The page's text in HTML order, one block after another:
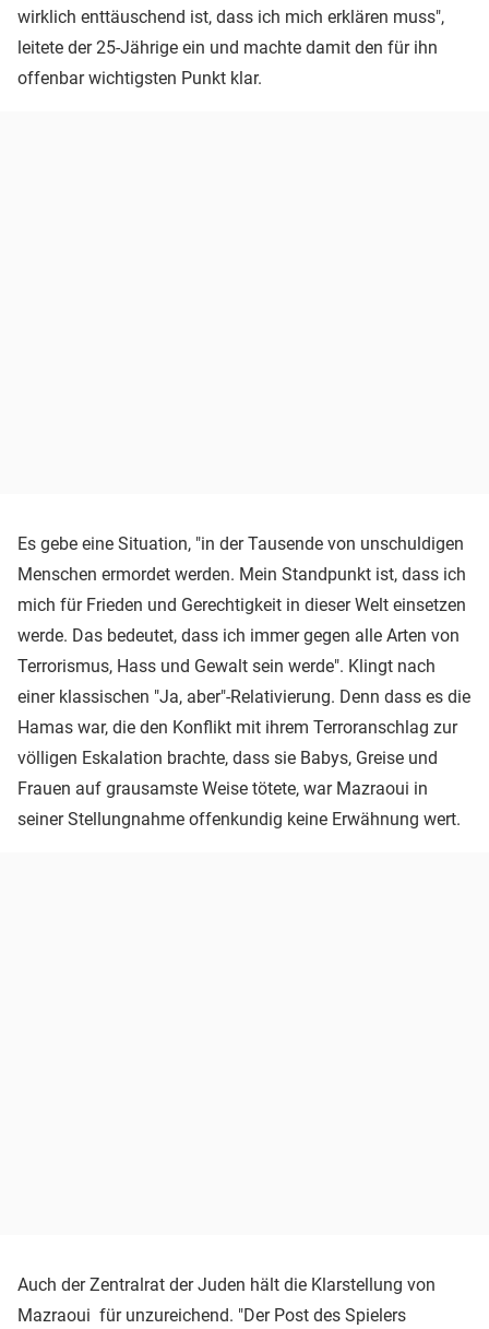
wirklich enttäuschend ist, dass ich mich erklären muss",
leitete der 25-Jährige ein und machte damit den für ihn
offenbar wichtigsten Punkt klar.
Es gebe eine Situation, "in der Tausende von unschuldigen
Menschen ermordet werden. Mein Standpunkt ist, dass ich
mich für Frieden und Gerechtigkeit in dieser Welt einsetzen
werde. Das bedeutet, dass ich immer gegen alle Arten von
Terrorismus, Hass und Gewalt sein werde". Klingt nach
einer klassischen "Ja, aber"-Relativierung. Denn dass es die
Hamas war, die den Konflikt mit ihrem Terroranschlag zur
völligen Eskalation brachte, dass sie Babys, Greise und
Frauen auf grausamste Weise tötete, war Mazraoui in
seiner Stellungnahme offenkundig keine Erwähnung wert.
Auch der Zentralrat der Juden hält die Klarstellung von
Mazraoui für unzureichend. "Der Post des Spielers